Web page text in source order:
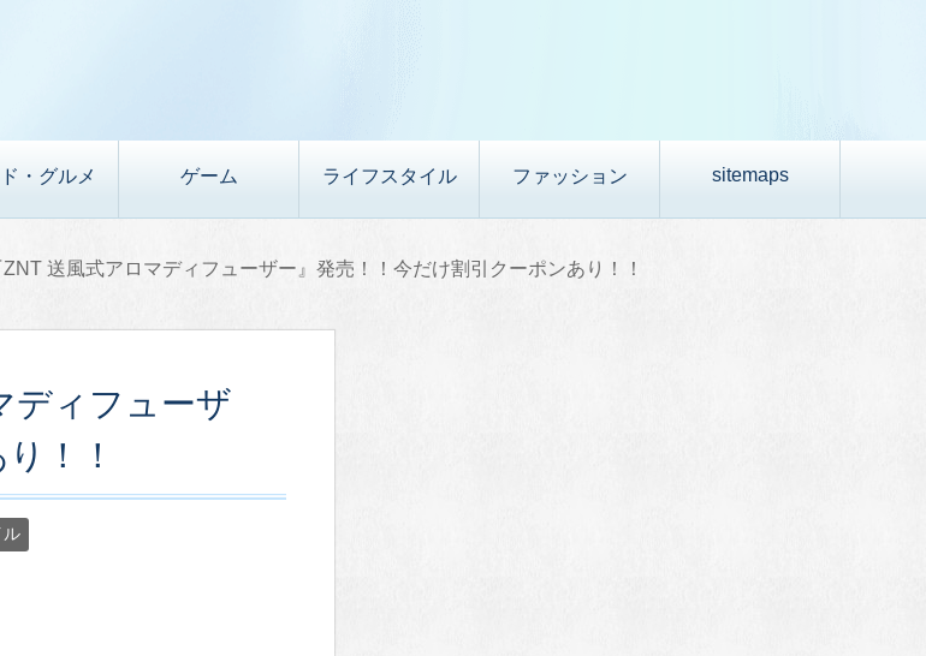
・グルメ ゲーム ライフスタイル ファッション sitemaps
送風式アロマディフューザー』発売！！今だけ割引クーポンあり！！
ディフューザ
！！
ル